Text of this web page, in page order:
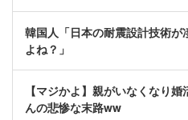
韓国人「日本の耐震設計技術
よね？」
【マジかよ】親がいなくなり
んの悲惨な末路ww